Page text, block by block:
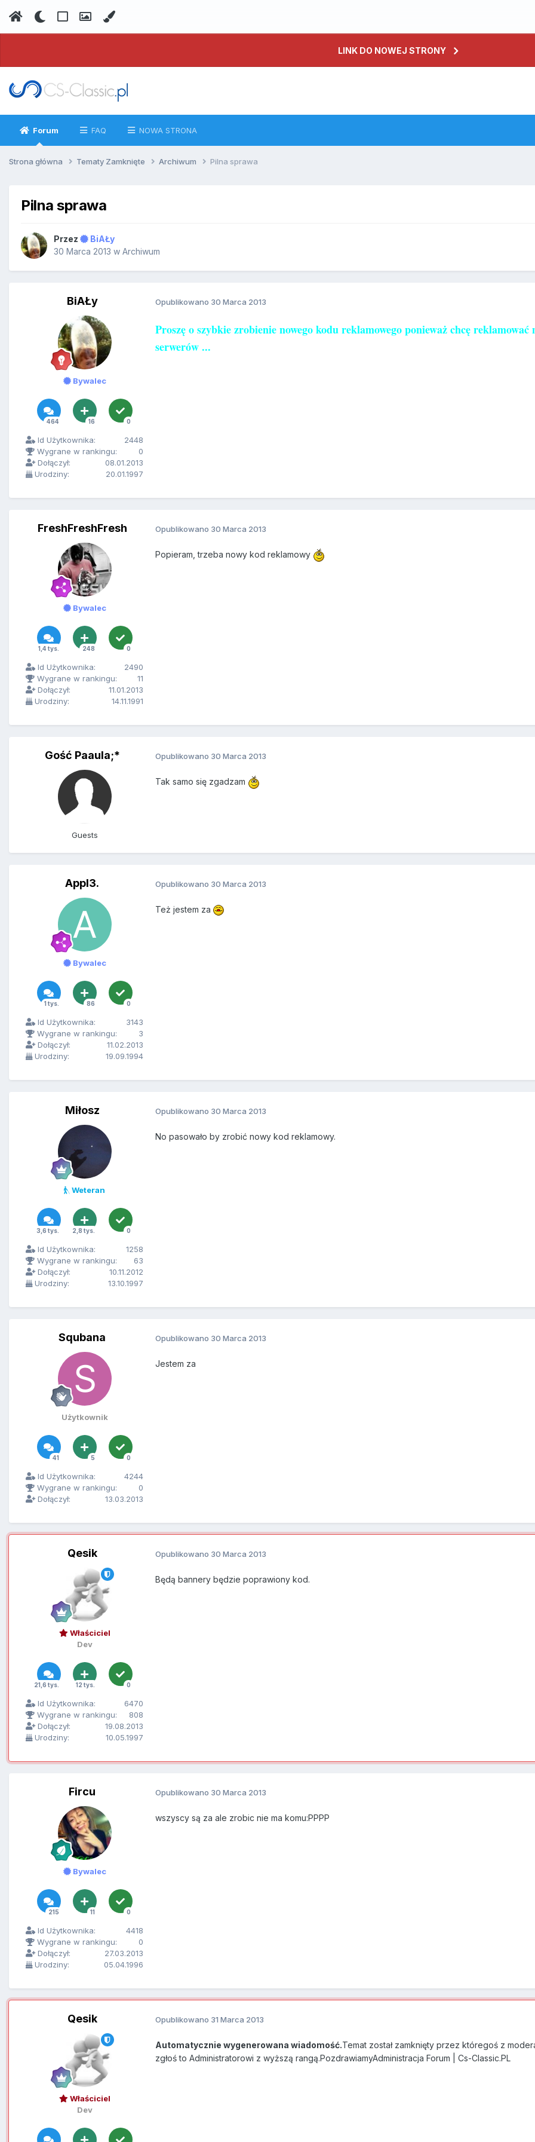
LINK DO NOWEJ STRONY
Forum FAQ NOWA STRONA
Strona główna Tematy Zamknięte Archiwum Pilna sprawa
Pilna sprawa
Przez
BiAŁy
30 Marca 2013 w Archiwum
BiAŁy
Bywalec
464 16 0
Id Użytkownika:
2448
Wygrane w rankingu:
0
Dołączył:
08.01.2013
Urodziny:
20.01.1997
Opublikowano 30 Marca 2013
Proszę o szybkie zrobienie nowego kodu reklamowego ponieważ chcę
serwerów ...
FreshFreshFresh
Bywalec
1,4 tys. 248 0
Id Użytkownika:
2490
Wygrane w rankingu:
11
Dołączył:
11.01.2013
Urodziny:
14.11.1991
Opublikowano 30 Marca 2013
Popieram, trzeba nowy kod reklamowy
Gość Paaula;*
Guests
Opublikowano 30 Marca 2013
Tak samo się zgadzam
Appl3.
Bywalec
1 tys. 86 0
Id Użytkownika:
3143
Wygrane w rankingu:
3
Dołączył:
11.02.2013
Urodziny:
19.09.1994
Opublikowano 30 Marca 2013
Też jestem za
Miłosz
Weteran
3,6 tys. 2,8 tys. 0
Id Użytkownika:
1258
Wygrane w rankingu:
63
Dołączył:
10.11.2012
Urodziny:
13.10.1997
Opublikowano 30 Marca 2013
No pasowało by zrobić nowy kod reklamowy.
Squbana
Użytkownik
41 5 0
Id Użytkownika:
4244
Wygrane w rankingu:
0
Dołączył:
13.03.2013
Opublikowano 30 Marca 2013
Jestem za
Qesik
Właściciel
Dev
21,6 tys. 12 tys. 0
Id Użytkownika:
6470
Wygrane w rankingu:
808
Dołączył:
19.08.2013
Urodziny:
10.05.1997
Opublikowano 30 Marca 2013
Będą bannery będzie poprawiony kod.
Fircu
Bywalec
215 11 0
Id Użytkownika:
4418
Wygrane w rankingu:
0
Dołączył:
27.03.2013
Urodziny:
05.04.1996
Opublikowano 30 Marca 2013
wszyscy są za ale zrobic nie ma komu:PPPP
Qesik
Właściciel
Dev
Opublikowano 31 Marca 2013
Automatycznie wygenerowana wiadomość.Temat został zamknięty przez któregoś z
zgłoś to Administratorowi z wyższą rangą.PozdrawiamyAdministracja Forum | Cs-Classic.PL